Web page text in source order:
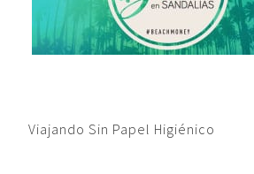
Viajando Sin Papel Higiénico